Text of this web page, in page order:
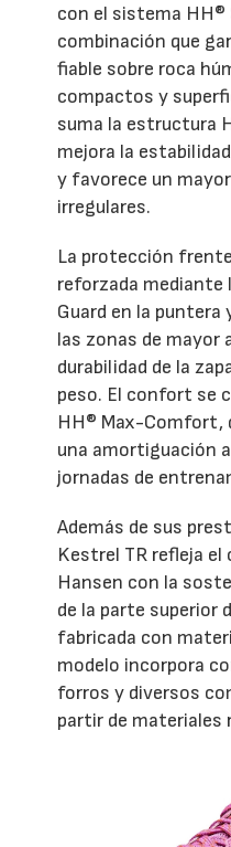
con el sistema HH®
combinación que
fiable sobre roca
compactos y
suma la estructura
mejora la
y favorece un
irregulares.
La protección
reforzada mediante
Guard en la puntera
las zonas de mayor
durabilidad de la
peso. El confort se
HH® Max-Comfort,
una amortiguación
jornadas de
Además de sus
Kestrel TR refleja
Hansen con la
de la parte superior
fabricada con
modelo incorpora
forros y diversos
partir de materiales